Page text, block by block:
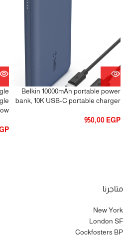
Belkin 10000mAh portable power
bank, 10K USB-C portable charger
950,00 EGP
متاجرنا
New York
London SF
Cockfosters BP